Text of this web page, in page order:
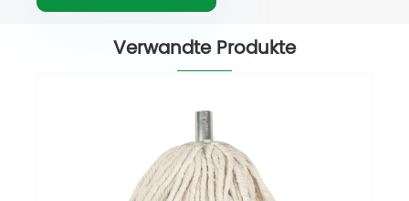
Verwandte Produkte
Nachfüllkopf für Staubwischer aus
Kunststoff aus Baumwolle
Mehr sehen >>